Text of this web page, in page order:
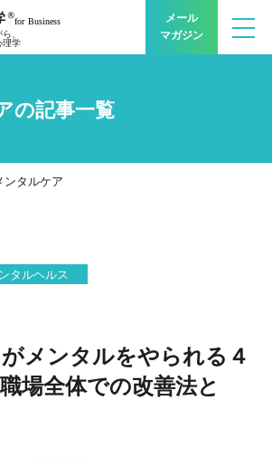
、
理学
メール
マガジン
の記事一覧
ンタルケア
タルヘルス
メンタルをやられる４
場全体での改善法と